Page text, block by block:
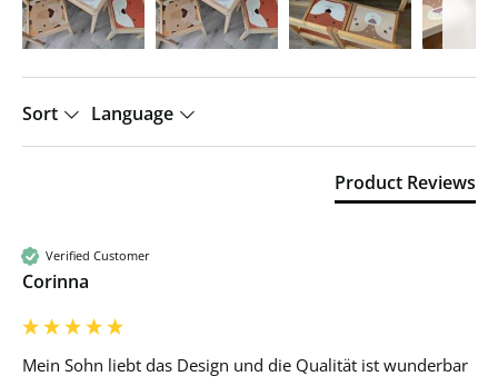
Sort Language
Product Reviews
Verified Customer
Corinna
Mein Sohn liebt das Design und die Qualität ist wunderbar